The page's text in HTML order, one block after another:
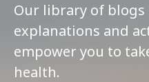
Our library of
explanations and
empower you to
health.